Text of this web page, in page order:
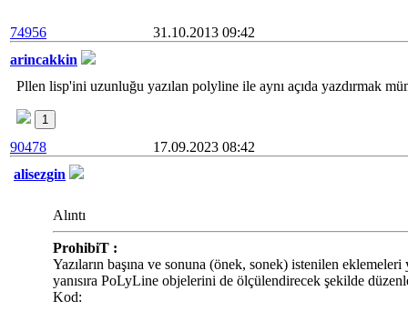
74956
31.10.2013 09:42
arincakkin
Pllen lisp'ini uzunluğu yazılan polyline ile aynı açıda yazdırmak
1
90478
17.09.2023 08:42
alisezgin
Alıntı
ProhibiT :
Yazıların başına ve sonuna (önek, sonek) istenilen
yanısıra PoLyLine objelerini de ölçülendirecek şekilde
Kod: